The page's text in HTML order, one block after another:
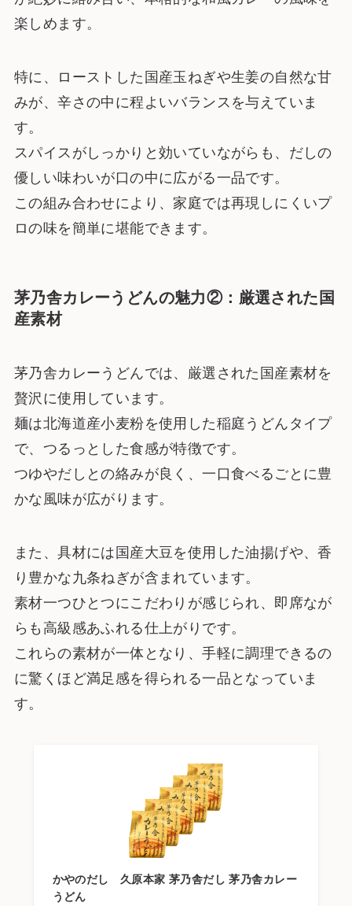
楽しめます。
特に、ローストした国産玉ねぎや生姜の自然な甘
みが、辛さの中に程よいバランスを与えていま
す。
スパイスがしっかりと効いていながらも、だしの
優しい味わいが口の中に広がる一品です。
この組み合わせにより、家庭では再現しにくいプ
ロの味を簡単に堪能できます。
茅乃舎カレーうどんの魅力②：厳選された国
産素材
茅乃舎カレーうどんでは、厳選された国産素材を
贅沢に使用しています。
麺は北海道産小麦粉を使用した稲庭うどんタイプ
で、つるっとした食感が特徴です。
つゆやだしとの絡みが良く、一口食べるごとに豊
かな風味が広がります。
また、具材には国産大豆を使用した油揚げや、香
り豊かな九条ねぎが含まれています。
素材一つひとつにこだわりが感じられ、即席なが
らも高級感あふれる仕上がりです。
これらの素材が一体となり、手軽に調理できるの
に驚くほど満足感を得られる一品となっていま
す。
かやのだし 久原本家 茅乃舎だし 茅乃舎カレー
うどん